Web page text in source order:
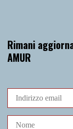
Rimani
AMUR